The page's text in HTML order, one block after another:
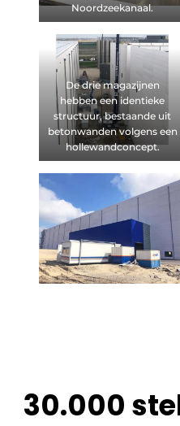
Noordzeekanaal.
De drie magazijnen
hebben een identieke
structuur, bestaande uit
betonwanden volgens een
hollewandconcept.
30.000